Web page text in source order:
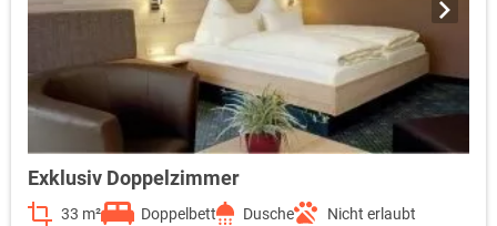
Exklusiv Doppelzimmer
33 m² Doppelbett Dusche Nicht erlaubt